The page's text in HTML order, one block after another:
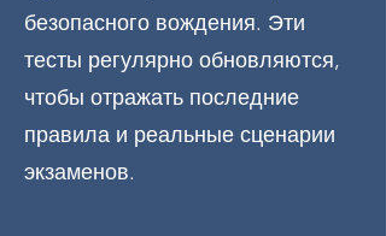
безопасного вождения. Эти
тесты регулярно обновляются,
чтобы отражать последние
правила и реальные сценарии
экзаменов.